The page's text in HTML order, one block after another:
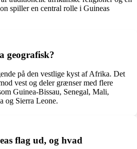
spiller en central rolle i Guineas
geografisk?
på den vestlige kyst af Afrika. Det
vest og deler grænser med flere
Guinea-Bissau, Senegal, Mali,
og Sierra Leone.
flag ud, og hvad